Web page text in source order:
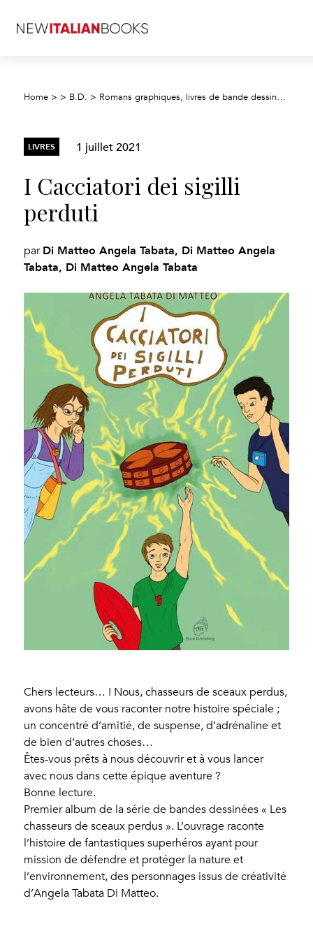
Home > > B.D. > Romans graphiques, livres de bande dessinée, dessins animés
LIVRES 1 juillet 2021
I Cacciatori dei sigilli
perduti
par Di Matteo Angela Tabata, Di Matteo Angela
Tabata, Di Matteo Angela Tabata
Chers lecteurs… ! Nous, chasseurs de sceaux perdus,
avons hâte de vous raconter notre histoire spéciale ;
un concentré d’amitié, de suspense, d’adrénaline et
de bien d’autres choses…
Êtes-vous prêts à nous découvrir et à vous lancer
avec nous dans cette épique aventure ?
Bonne lecture.
Premier album de la série de bandes dessinées « Les
chasseurs de sceaux perdus ». L’ouvrage raconte
l’histoire de fantastiques superhéros ayant pour
mission de défendre et protéger la nature et
l’environnement, des personnages issus de créativité
d’Angela Tabata Di Matteo.